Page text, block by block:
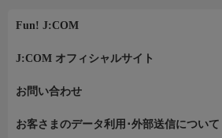
Fun! J:COM
J:COM オフィシャルサイト
お問い合わせ
お客さまのデータ利用･外部送信について